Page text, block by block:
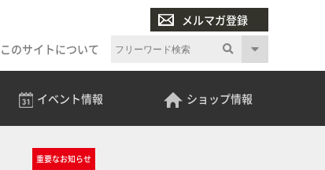
メルマガ登録
このサイトについて
イベント情報 ショップ情報
重要なお知らせ